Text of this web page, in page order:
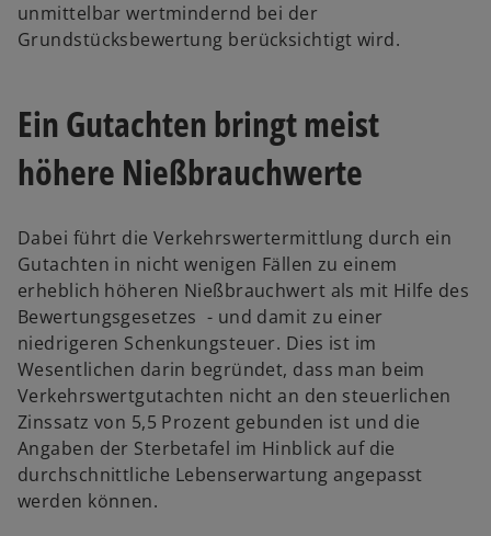
unmittelbar wertmindernd bei der
Grundstücksbewertung berücksichtigt wird.
Ein Gutachten bringt meist
höhere Nießbrauchwerte
Dabei führt die Verkehrswertermittlung durch ein
Gutachten in nicht wenigen Fällen zu einem
erheblich höheren Nießbrauchwert als mit Hilfe des
Bewertungsgesetzes - und damit zu einer
niedrigeren Schenkungsteuer. Dies ist im
Wesentlichen darin begründet, dass man beim
Verkehrswertgutachten nicht an den steuerlichen
Zinssatz von 5,5 Prozent gebunden ist und die
Angaben der Sterbetafel im Hinblick auf die
durchschnittliche Lebenserwartung angepasst
werden können.